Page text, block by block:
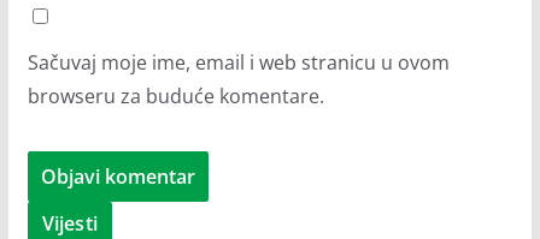
Sačuvaj moje ime, email i web stranicu u ovom
browseru za buduće komentare.
Vijesti